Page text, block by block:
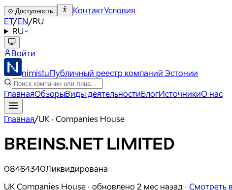
⊙ Доступность КонтактУсловия
ET/EN/RU
RU
Войти
nimistuПубличный реестр компаний Эстонии
ГлавнаяОбзорыВиды деятельностиБлогИсточникиО нас
Главная/UK · Companies House
BREINS.NET LIMITED
08464340Ликвидирована
UK Companies House · обновлено 2 мес назад · Смотреть